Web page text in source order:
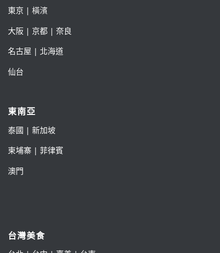
東京 | 橫濱
大阪 | 京都| 奈良
名古屋 | 北海道
仙台
東南亞
泰國 | 新加坡
柬埔寨 | 菲律賓
澳門
台灣美食